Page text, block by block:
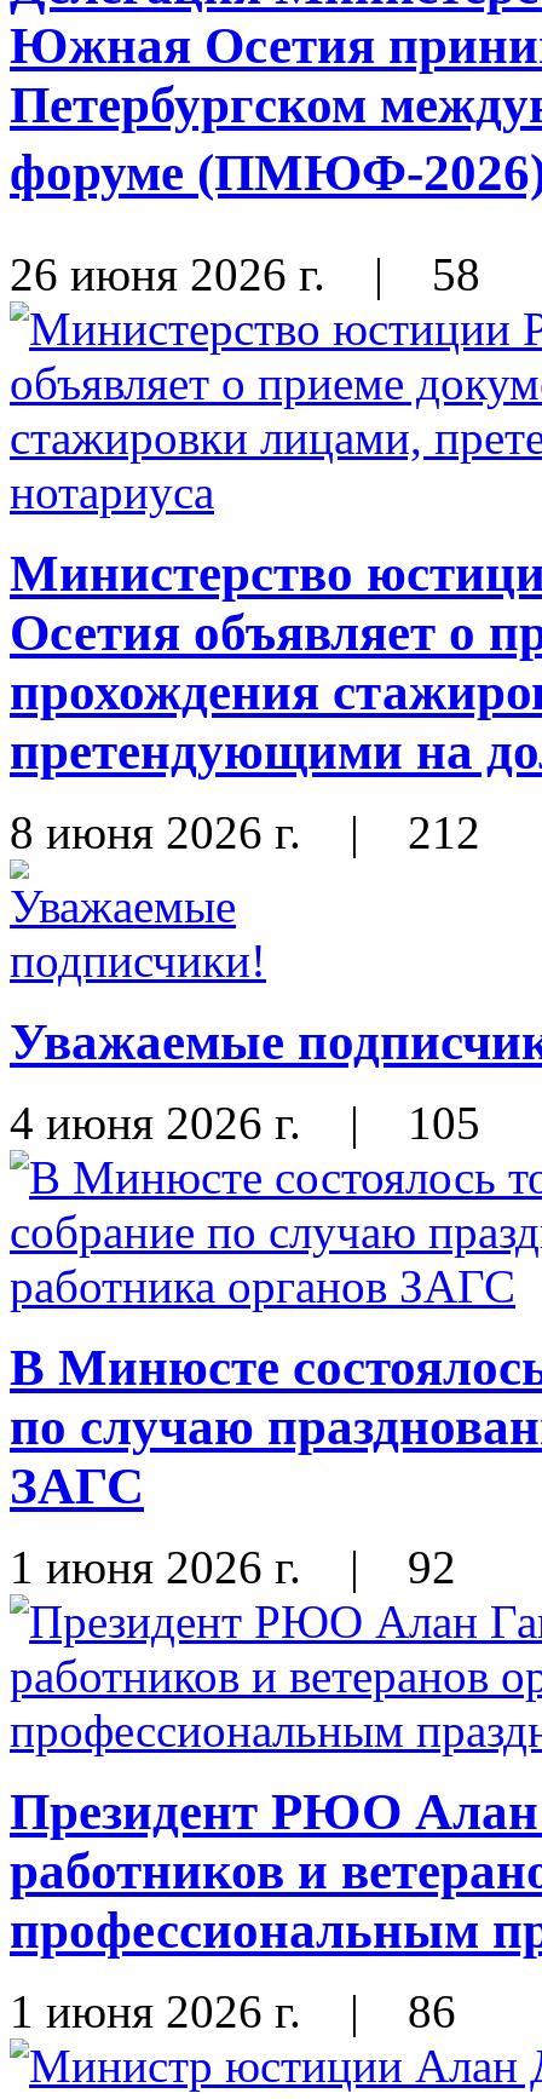
Южная Осетия
Петербургском
форуме (ПМЮФ-
26 июня 2026 г. | 58
Министерство
Осетия объявляет о
прохождения
претендующими на
8 июня 2026 г. | 212
Уважаемые
4 июня 2026 г. | 105
В Минюсте
по случаю
ЗАГС
1 июня 2026 г. | 92
Президент РЮО Алан
работников и
профессиональным
1 июня 2026 г. | 86